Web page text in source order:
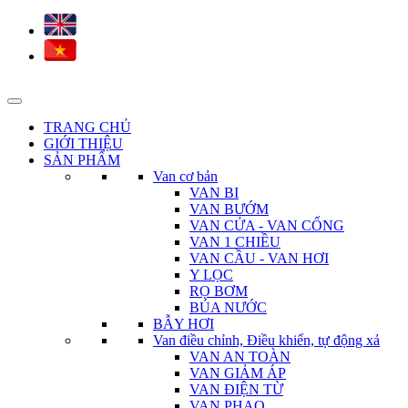
TRANG CHỦ
GIỚI THIỆU
SẢN PHẨM
Van cơ bản
VAN BI
VAN BƯỚM
VAN CỬA - VAN CỔNG
VAN 1 CHIỀU
VAN CẦU - VAN HƠI
Y LỌC
RỌ BƠM
BÚA NƯỚC
BẪY HƠI
Van điều chỉnh, Điều khiển, tự động xả
VAN AN TOÀN
VAN GIẢM ÁP
VAN ĐIỆN TỪ